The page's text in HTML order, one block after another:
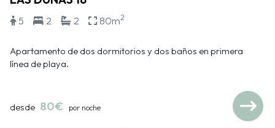
5 2 2 80m2
Apartamento de dos dormitorios y dos baños en primera
línea de playa.
desde 80€ por noche